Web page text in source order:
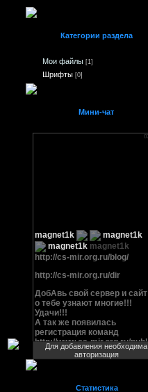
Категории раздела
Мои файлы [1]
Шрифты [0]
Мини-чат
Для добавления необходима
авторизация
Статистика